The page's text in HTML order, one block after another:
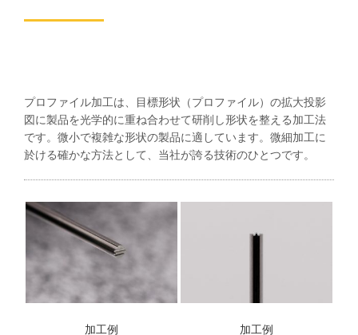
プロファイル加工は、目標形状（プロファイル）の拡大投影
図に製品を光学的に重ね合わせて研削し形状を整える加工法
です。微小で複雑な形状の製品に適しています。微細加工に
於ける確かな方法として、当社が誇る技術のひとつです。
加工例 加工例